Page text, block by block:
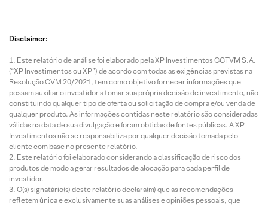
Disclaimer:
Este relatório de análise foi elaborado pela XP Investimentos CCTVM S.A.
(“XP Investimentos ou XP”) de acordo com todas as exigências previstas na
Resolução CVM 20/2021, tem como objetivo fornecer informações que
possam auxiliar o investidor a tomar sua própria decisão de investimento, não
constituindo qualquer tipo de oferta ou solicitação de compra e/ou venda de
qualquer produto. As informações contidas neste relatório são consideradas
válidas na data de sua divulgação e foram obtidas de fontes públicas. A XP
Investimentos não se responsabiliza por qualquer decisão tomada pelo
cliente com base no presente relatório.
Este relatório foi elaborado considerando a classificação de risco dos
produtos de modo a gerar resultados de alocação para cada perfil de
investidor.
O(s) signatário(s) deste relatório declara(m) que as recomendações
refletem única e exclusivamente suas análises e opiniões pessoais, que